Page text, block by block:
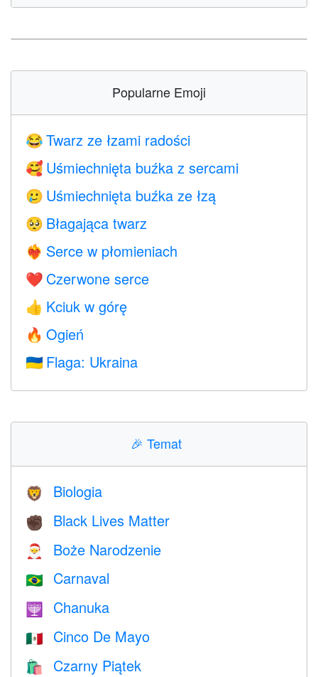
Popularne Emoji
😂 Twarz ze łzami radości
🥰 Uśmiechnięta buźka z sercami
🥲 Uśmiechnięta buźka ze łzą
🥺 Błagająca twarz
❤️‍🔥 Serce w płomieniach
❤️ Czerwone serce
👍 Kciuk w górę
🔥 Ogień
🇺🇦 Flaga: Ukraina
🎉 Temat
🦁 Biologia
✊🏿 Black Lives Matter
🎅 Boże Narodzenie
🇧🇷 Carnaval
🕎 Chanuka
🇲🇽 Cinco De Mayo
🛍 Czarny Piątek